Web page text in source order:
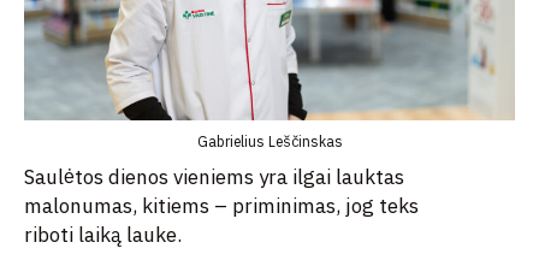
Gabrielius Leščinskas
Saulėtos dienos vieniems yra ilgai lauktas
malonumas, kitiems – priminimas, jog teks
riboti laiką lauke.